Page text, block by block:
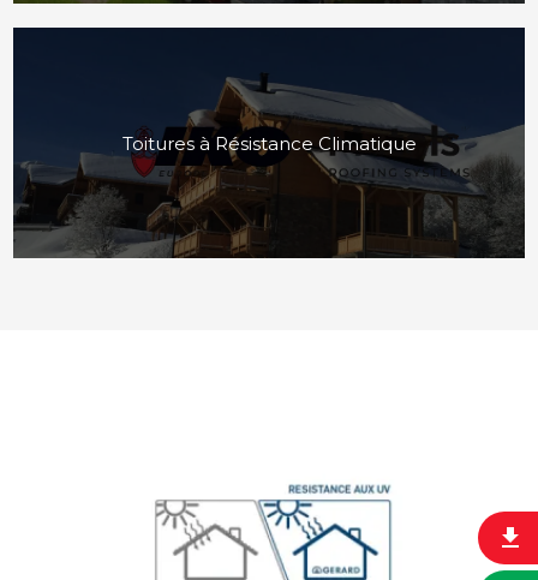
Toitures à Résistance Climatique
file_download